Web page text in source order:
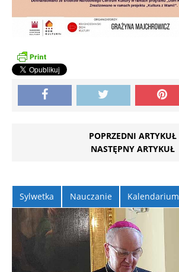
POPRZEDNI ARTYKUŁ
NASTĘPNY ARTYKUŁ
Sylwetka Nauczanie Kalendarium